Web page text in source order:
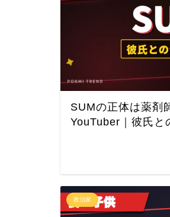
SUMの正体は薬剤
YouTuber｜彼氏と
政治家